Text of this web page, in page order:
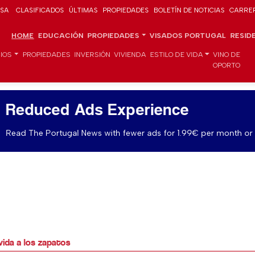
CLASIFICADOS ÚLTIMAS PROPIEDADES BOLETÍN DE NOTICIAS
HOME EDUCACIÓN PROPIEDADES VISADOS PORTUGAL
PROPIEDADES INVERSIÓN VIVIENDA ESTILO DE VIDA
VINO DE
OPORTO
Reduced Ads Experience
Read The Portugal News with fewer ads for 1.99€ per month or
a los zapatos